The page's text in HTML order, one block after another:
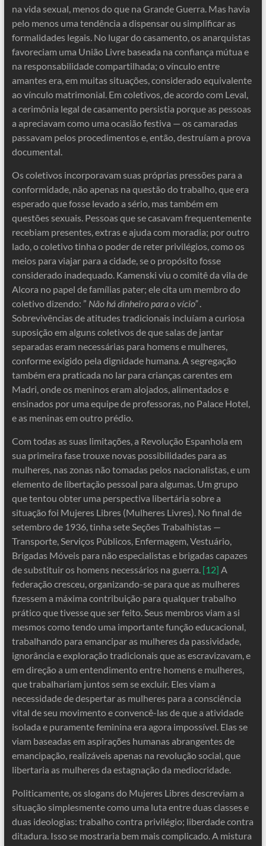
na vida sexual, menos do que na Grande Guerra. Mas havia
pelo menos uma tendência a dispensar ou simplificar as
formalidades legais. No lugar do casamento, os anarquistas
favoreciam uma União Livre baseada na confiança mútua e
na responsabilidade compartilhada; o vínculo entre
amantes era, em muitas situações, considerado equivalente
ao vínculo matrimonial. Em coletivos, de acordo com Leval,
a cerimônia legal de casamento persistia porque as pessoas
a apreciavam como uma ocasião festiva — os camaradas
passavam pelos procedimentos e, então, destruíam a prova
documental.
Os coletivos incorporavam suas próprias pressões para a
conformidade, não apenas na questão do trabalho, que era
esperado que fosse levado a sério, mas também em
questões sexuais. Pessoas que se casavam frequentemente
recebiam presentes, extras e ajuda com moradia; por outro
lado, o coletivo tinha o poder de reter privilégios, como os
meios para viajar para a cidade, se o propósito fosse
considerado inadequado. Kamenski viu o comitê da vila de
Alcora no papel de famílias pater; ele cita um membro do
coletivo dizendo: ” Não há dinheiro para o vício”.
Sobrevivências de atitudes tradicionais incluíam a curiosa
suposição em alguns coletivos de que salas de jantar
separadas eram necessárias para homens e mulheres,
conforme exigido pela dignidade humana. A segregação
também era praticada no lar para crianças carentes em
Madri, onde os meninos eram alojados, alimentados e
ensinados por uma equipe de professoras, no Palace Hotel,
e as meninas em outro prédio.
Com todas as suas limitações, a Revolução Espanhola em
sua primeira fase trouxe novas possibilidades para as
mulheres, nas zonas não tomadas pelos nacionalistas, e um
elemento de libertação pessoal para algumas. Um grupo
que tentou obter uma perspectiva libertária sobre a
situação foi Mujeres Libres (Mulheres Livres). No final de
setembro de 1936, tinha sete Seções Trabalhistas —
Transporte, Serviços Públicos, Enfermagem, Vestuário,
Brigadas Móveis para não especialistas e brigadas capazes
de substituir os homens necessários na guerra. [12] A
federação cresceu, organizando-se para que as mulheres
fizessem a máxima contribuição para qualquer trabalho
prático que tivesse que ser feito. Seus membros viam a si
mesmos como tendo uma importante função educacional,
trabalhando para emancipar as mulheres da passividade,
ignorância e exploração tradicionais que as escravizavam, e
em direção a um entendimento entre homens e mulheres,
que trabalhariam juntos sem se excluir. Eles viam a
necessidade de despertar as mulheres para a consciência
vital de seu movimento e convencê-las de que a atividade
isolada e puramente feminina era agora impossível. Elas se
viam baseadas em aspirações humanas abrangentes de
emancipação, realizáveis ​​apenas na revolução social, que
libertaria as mulheres da estagnação da mediocridade.
Politicamente, os slogans do Mujeres Libres descreviam a
situação simplesmente como uma luta entre duas classes e
duas ideologias: trabalho contra privilégio; liberdade contra
ditadura. Isso se mostraria bem mais complicado. A mistura